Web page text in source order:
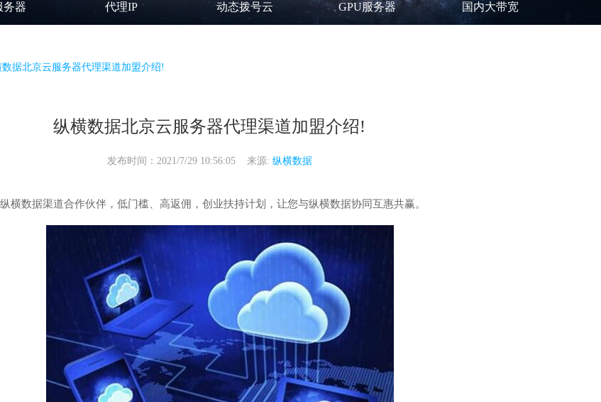
务器 代理IP 动态拨号云 GPU服务器 国内大带宽
数据北京云服务器代理渠道加盟介绍!
纵横数据北京云服务器代理渠道加盟介绍!
发布时间：2021/7/29 10:56:05 来源: 纵横数据
纵横数据渠道合作伙伴，低门槛、高返佣，创业扶持计划，让您与纵横数据协同互惠共赢。